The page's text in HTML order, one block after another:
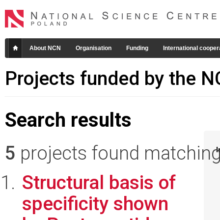
About NCN Organisation Funding International
Projects funded by the
Search results
5 projects found
Structural basis of
specificity shown